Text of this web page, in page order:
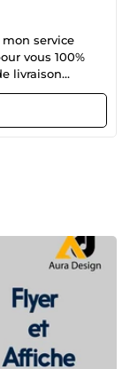
service
vous 100%
livraison
vous soyez
et les
Service